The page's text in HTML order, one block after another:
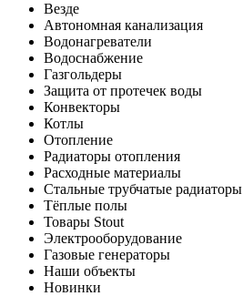
Везде
Автономная канализация
Водонагреватели
Водоснабжение
Газгольдеры
Защита от протечек воды
Конвекторы
Котлы
Отопление
Радиаторы отопления
Расходные материалы
Стальные трубчатые радиаторы
Тёплые полы
Товары Stout
Электрооборудование
Газовые генераторы
Наши объекты
Новинки